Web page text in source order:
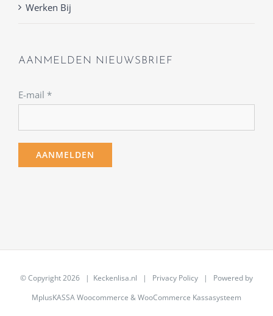
Werken Bij
AANMELDEN NIEUWSBRIEF
E-mail *
© Copyright2026 | Keckenlisa.nl | Privacy Policy | Powered by
MplusKASSA Woocommerce &WooCommerce Kassasysteem